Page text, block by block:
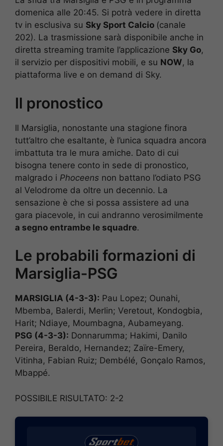
domenica alle 20:45. Si potrà vedere in diretta
tv in esclusiva su Sky Sport Calcio (canale
202). La trasmissione sarà disponibile anche in
diretta streaming tramite l’applicazione Sky Go,
il servizio per dispositivi mobili, e su NOW, la
piattaforma live e on demand di Sky.
Il pronostico
Il Marsiglia, nonostante una stagione finora
tutt’altro che esaltante, è l’unica squadra ancora
imbattuta tra le mura amiche. Dato di cui
bisogna tenere conto in sede di pronostico,
malgrado i Phoceens non battano l’odiato PSG
al Velodrome da oltre un decennio. La
sensazione è che si possa assistere ad una
gara piacevole, in cui andranno verosimilmente
a segno entrambe le squadre.
Le probabili formazioni di
Marsiglia-PSG
MARSIGLIA (4-3-3): Pau Lopez; Ounahi,
Mbemba, Balerdi, Merlin; Veretout, Kondogbia,
Harit; Ndiaye, Moumbagna, Aubameyang.
PSG (4-3-3): Donnarumma; Hakimi, Danilo
Pereira, Beraldo, Hernandez; Zaïre-Emery,
Vitinha, Fabian Ruiz; Dembélé, Gonçalo Ramos,
Mbappé.
POSSIBILE RISULTATO: 2-2